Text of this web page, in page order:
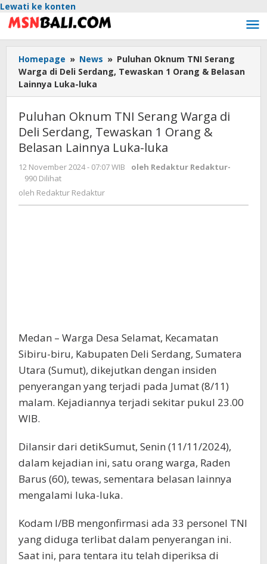
Lewati ke konten
Homepage » News » Puluhan Oknum TNI Serang
Warga di Deli Serdang, Tewaskan 1 Orang & Belasan
Lainnya Luka-luka
Puluhan Oknum TNI Serang Warga di
Deli Serdang, Tewaskan 1 Orang &
Belasan Lainnya Luka-luka
12 November 2024 - 07:07 WIB oleh Redaktur Redaktur-
990 Dilihat
oleh Redaktur Redaktur
Medan – Warga Desa Selamat, Kecamatan
Sibiru-biru, Kabupaten Deli Serdang, Sumatera
Utara (Sumut), dikejutkan dengan insiden
penyerangan yang terjadi pada Jumat (8/11)
malam. Kejadiannya terjadi sekitar pukul 23.00
WIB.
Dilansir dari detikSumut, Senin (11/11/2024),
dalam kejadian ini, satu orang warga, Raden
Barus (60), tewas, sementara belasan lainnya
mengalami luka-luka.
Kodam I/BB mengonfirmasi ada 33 personel TNI
yang diduga terlibat dalam penyerangan ini.
Saat ini, para tentara itu telah diperiksa di